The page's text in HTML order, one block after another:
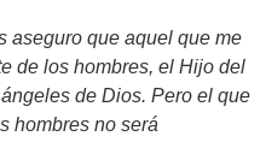
aseguro que aquel que me
de los hombres, el Hijo del
de Dios. Pero el que
hombres no será